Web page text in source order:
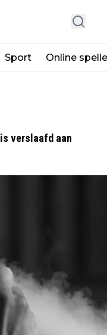
Sport Online
verslaafd aan